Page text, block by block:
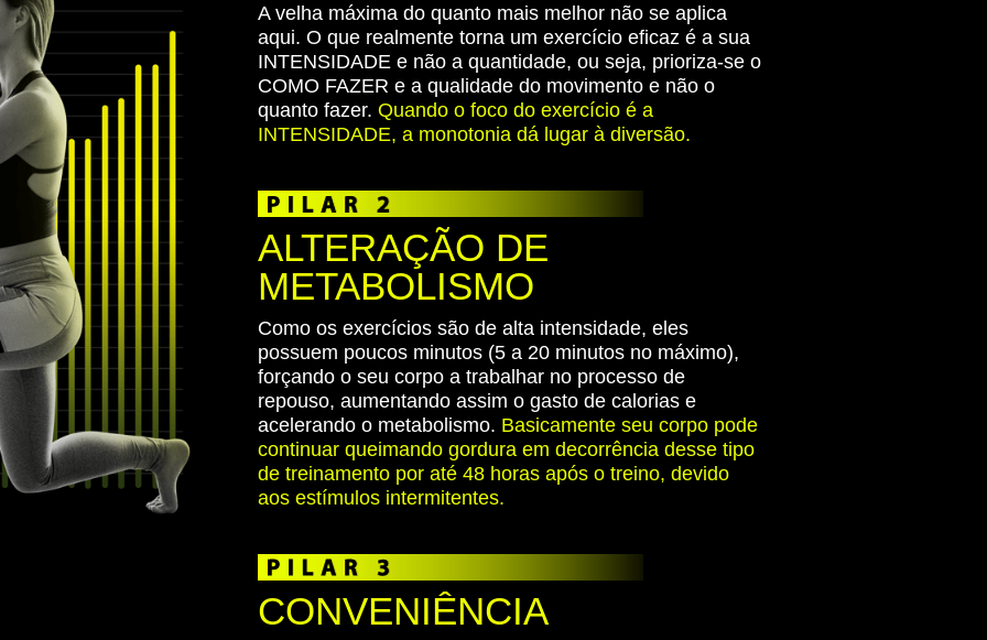
A velha máxima do quanto mais melhor não se aplica
aqui. O que realmente torna um exercício eficaz é a sua
INTENSIDADE e não a quantidade, ou seja, prioriza-se o
COMO FAZER e a qualidade do movimento e não o
quanto fazer. Quando o foco do exercício é a
INTENSIDADE, a monotonia dá lugar à diversão.
ALTERAÇÃO DE
METABOLISMO
Como os exercícios são de alta intensidade, eles
possuem poucos minutos (5 a 20 minutos no máximo),
forçando o seu corpo a trabalhar no processo de
repouso, aumentando assim o gasto de calorias e
acelerando o metabolismo. Basicamente seu corpo pode
continuar queimando gordura em decorrência desse tipo
de treinamento por até 48 horas após o treino, devido
aos estímulos intermitentes.
CONVENIÊNCIA